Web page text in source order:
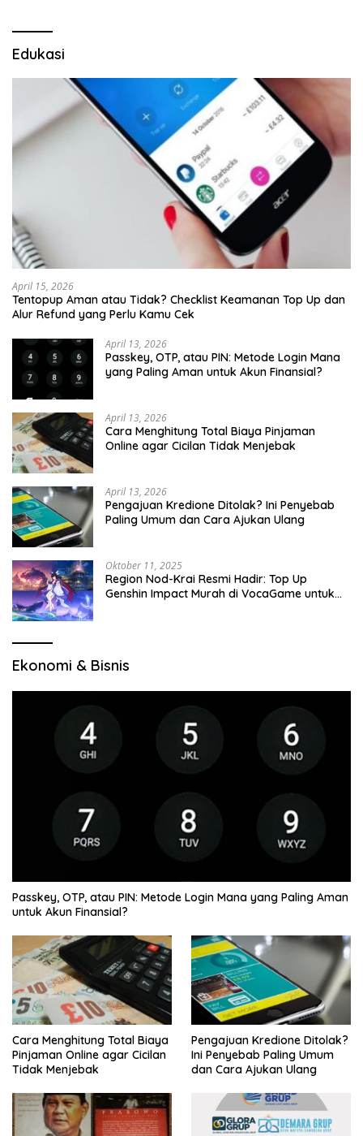
Edukasi
April 15, 2026
Tentopup Aman atau Tidak? Checklist Keamanan Top Up dan
Alur Refund yang Perlu Kamu Cek
April 13, 2026
Passkey, OTP, atau PIN: Metode Login Mana
yang Paling Aman untuk Akun Finansial?
April 13, 2026
Cara Menghitung Total Biaya Pinjaman
Online agar Cicilan Tidak Menjebak
April 13, 2026
Pengajuan Kredione Ditolak? Ini Penyebab
Paling Umum dan Cara Ajukan Ulang
Oktober 11, 2025
Region Nod-Krai Resmi Hadir: Top Up
Genshin Impact Murah di VocaGame untuk
Ekonomi & Bisnis
Passkey, OTP, atau PIN: Metode Login Mana yang Paling Aman
untuk Akun Finansial?
Cara Menghitung Total Biaya
Pinjaman Online agar Cicilan
Tidak Menjebak
Pengajuan Kredione Ditolak?
Ini Penyebab Paling Umum
dan Cara Ajukan Ulang